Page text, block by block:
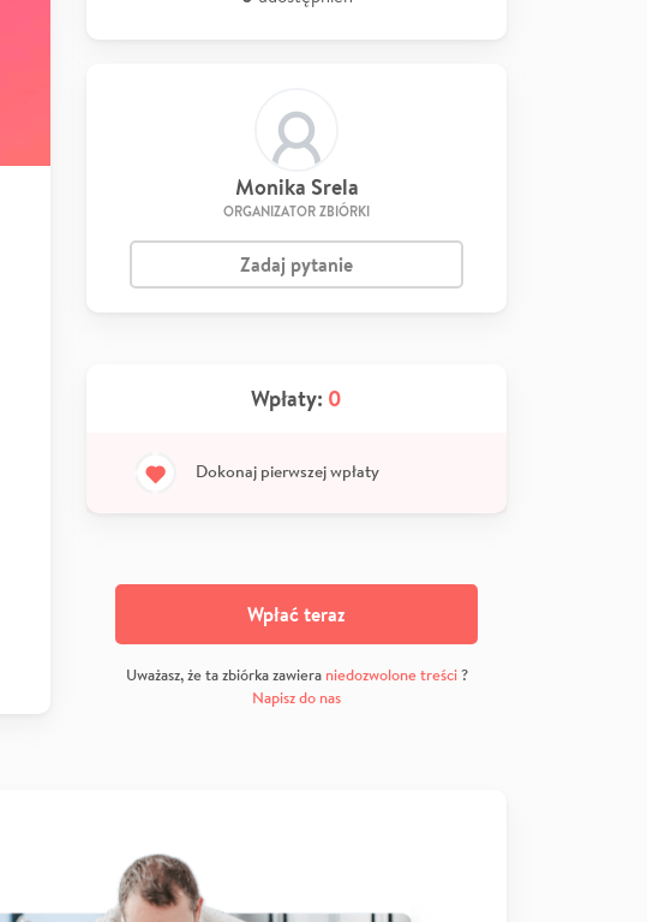
Monika Srela
ORGANIZATOR ZBIÓRKI
Zadaj pytanie
Wpłaty: 0
Dokonaj pierwszej wpłaty
Wpłać teraz
Uważasz, że ta zbiórka zawiera niedozwolone treści?
Napisz do nas